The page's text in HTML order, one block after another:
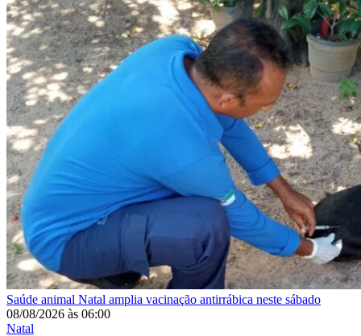
Saúde animal Natal amplia vacinação antirrábica neste sábado
08/08/2026 às 06:00
Natal